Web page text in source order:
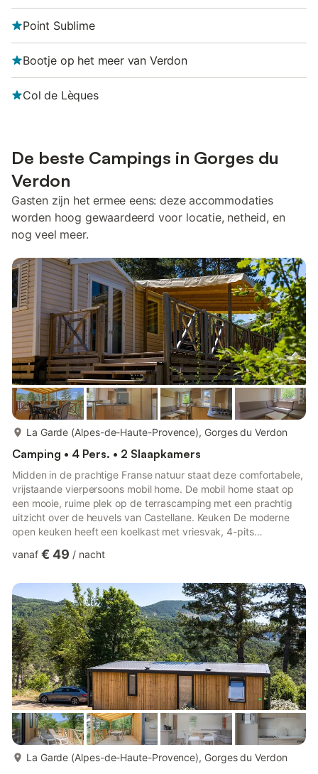
Point Sublime
Bootje op het meer van Verdon
Col de Lèques
De beste Campings in Gorges du
Verdon
Gasten zijn het ermee eens: deze accommodaties
worden hoog gewaardeerd voor locatie, netheid, en
nog veel meer.
meer...
La Garde (Alpes-de-Haute-Provence), Gorges du Verdon
Camping • 4 Pers. • 2 Slaapkamers
Midden in de prachtige Franse natuur staat deze comfortabele,
vrijstaande vierpersoons mobil home. De mobil home staat op
een mooie, ruime plek op de terrascamping met een prachtig
uitzicht over de heuvels van Castellane. Keuken De moderne
open keuken heeft een koelkast met vriesvak, 4-pits
en gewone magnetron. Woonkamer In het L-vormige
of aan de eettafelmet bank en twee losse stoelen. Slaapkamer
Er zijn twee slaapkamers. Een met een tweepersoonsbed (140 x
190) en een sl...
vanaf € 49 / nacht
meer...
La Garde (Alpes-de-Haute-Provence), Gorges du Verdon